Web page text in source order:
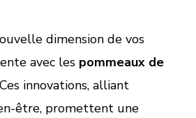
dimension de vos
avec les pommeaux de
innovations, alliant
être, promettent une